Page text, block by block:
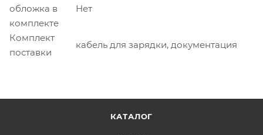
обложка в
комплекте
Нет
Комплект
поставки
кабель для зарядки, документация
КАТАЛОГ